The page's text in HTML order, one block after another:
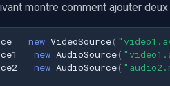
montre comment ajouter
= new VideoSource(
= new AudioSource(
= new AudioSource(